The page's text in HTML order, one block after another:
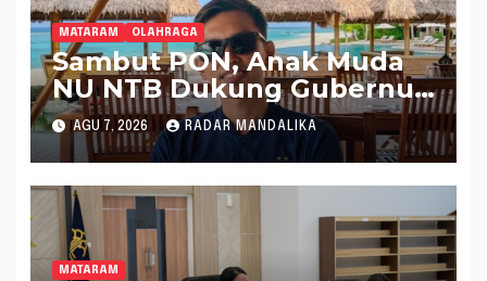
MATARAM OLAHRAGA
Sambut PON, Anak Muda
NU NTB Dukung Gubernur
Pimpin KONI NTB
AGU 7, 2026 RADAR MANDALIKA
MATARAM